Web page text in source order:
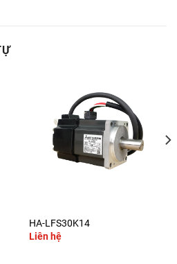
HA-LFS30K14
Liên hệ